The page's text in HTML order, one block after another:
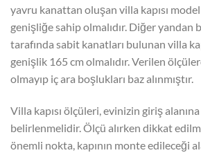
yavru kanattan oluşan villa kapısı
genişliğe sahip olmalıdır. Diğer yandan
tarafında sabit kanatları bulunan villa
genişlik 165 cm olmalıdır. Verilen
olmayıp iç ara boşlukları baz alınmıştır.
Villa kapısı ölçüleri, evinizin giriş
belirlenmelidir. Ölçü alırken dikkat
önemli nokta, kapının monte edileceği